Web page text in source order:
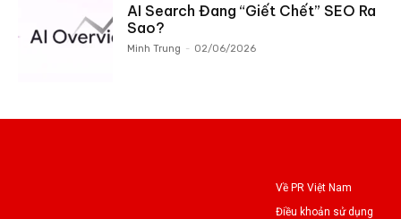
AI Search Đang “Giết Chết” SEO Ra
Sao?
Minh Trung - 02/06/2026
Về PR Việt Nam
Điều khoản sử dụng